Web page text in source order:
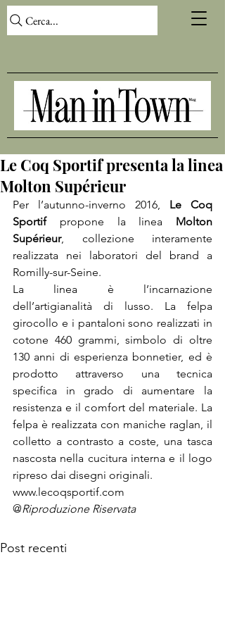
Cerca...
Le Coq Sportif presenta la linea
Molton Supérieur
Per l’autunno-inverno 2016, Le Coq
Sportif propone la linea Molton
Supérieur, collezione interamente
realizzata nei laboratori del brand a
Romilly-sur-Seine.
La linea è l’incarnazione
dell’artigianalità di lusso. La felpa
girocollo e i pantaloni sono realizzati in
cotone 460 grammi, simbolo di oltre
130 anni di esperienza bonnetier, ed è
prodotto attraverso una tecnica
specifica in grado di aumentare la
resistenza e il comfort del materiale. La
felpa è realizzata con maniche raglan, il
colletto a contrasto a coste, una tasca
nascosta nella cucitura interna e il logo
ripreso dai disegni originali.
www.lecoqsportif.com
@Riproduzione Riservata
Post recenti